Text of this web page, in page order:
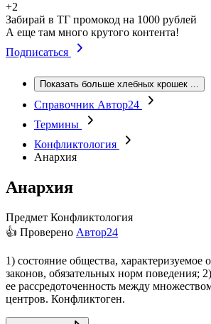
+2
Забирай в ТГ промокод на 1000 рублей
А еще там много крутого контента!
Подписаться
Показать больше хлебных крошек ...
Справочник Автор24
Термины
Конфликтология
Анархия
Анархия
Предмет Конфликтология
👍 Проверено Автор24
1) состояние общества, характеризуемое
законов, обязательных норм поведения;
ее рассредоточенность между
центров. Конфликтоген.